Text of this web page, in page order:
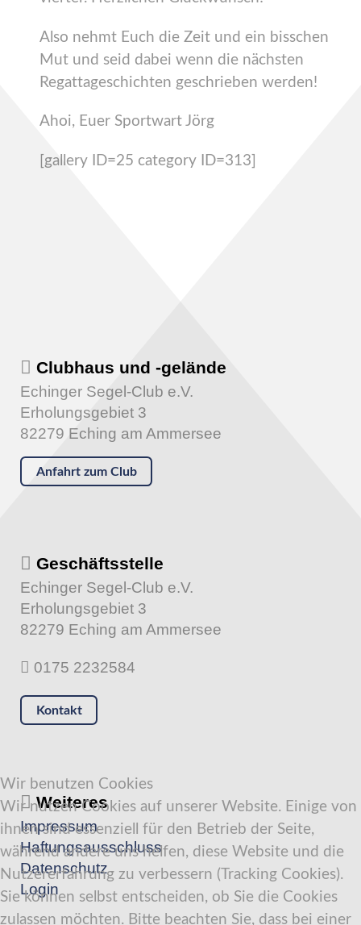
Also nehmt Euch die Zeit und ein bisschen
Mut und seid dabei wenn die nächsten
Regattageschichten geschrieben werden!
Ahoi, Euer Sportwart Jörg
[gallery ID=25 category ID=313]
Clubhaus und -gelände
Echinger Segel-Club e.V.
Erholungsgebiet 3
82279 Eching am Ammersee
Anfahrt zum Club
Geschäftsstelle
Echinger Segel-Club e.V.
Erholungsgebiet 3
82279 Eching am Ammersee
0175 2232584
Kontakt
Weiteres
Impressum
Haftungsausschluss
Datenschutz
Login
Wir benutzen Cookies
Wir nutzen Cookies auf unserer Website. Einige von
ihnen sind essenziell für den Betrieb der Seite,
während andere uns helfen, diese Website und die
Nutzererfahrung zu verbessern (Tracking Cookies).
Sie können selbst entscheiden, ob Sie die Cookies
zulassen möchten. Bitte beachten Sie, dass bei einer